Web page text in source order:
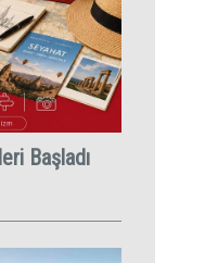
Başladı